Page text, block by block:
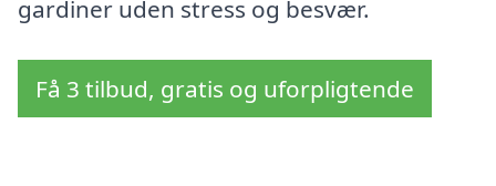
gardiner uden stress og besvær.
Få 3 tilbud, gratis og uforpligtende